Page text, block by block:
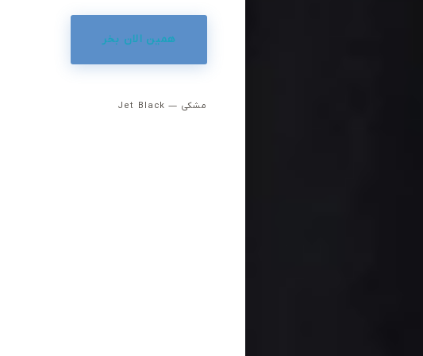
همین الان بخر
مشکی — Jet Black